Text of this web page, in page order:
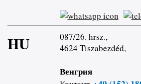
HU
087/26. hrsz.,
4624 Tiszabezdéd,
Венгрия